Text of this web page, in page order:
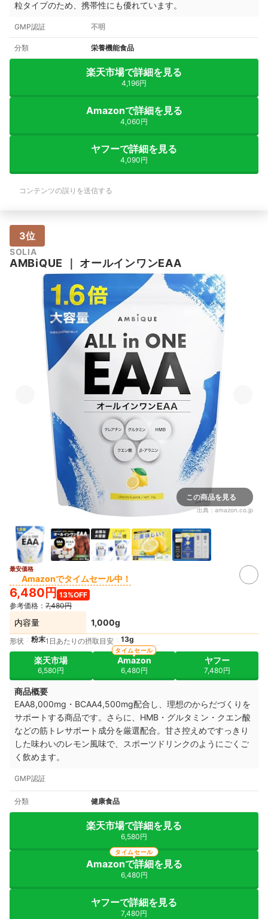
粒タイプのため、携帯性にも優れています。
GMP認証 不明
分類 栄養機能食品
楽天市場で詳細を見る
4,196円
Amazonで詳細を見る
4,060円
ヤフーで詳細を見る
4,090円
コンテンツの誤りを送信する
3位
SOLIA
AMBiQUE オールインワンEAA
この商品を見る
出典： amazon.co.jp
最安価格
Amazonでタイムセール中！
6,480円 13%OFF
参考価格： 7,480円
内容量 1,000g
形状 粉末1日あたりの摂取目安 13g
楽天市場
6,580円
Amazon
6,480円
タイムセール
ヤフー
7,480円
商品概要
EAA8,000mg・BCAA4,500mg配合し、理想のからだづくりを
サポートする商品です。さらに、 HMB・グルタミン・クエン酸
などの筋トレサポート成分を厳選配合。 甘さ控えめですっきり
した味わいのレモン風味で、
スポーツドリンクのようにごくご
く飲めます。
GMP認証
分類 健康食品
楽天市場で詳細を見る
6,580円
Amazonで詳細を見る
6,480円
タイムセール
ヤフーで詳細を見る
7,480円